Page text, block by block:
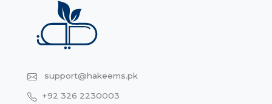
support@hakeems.pk
+92 326 2230003